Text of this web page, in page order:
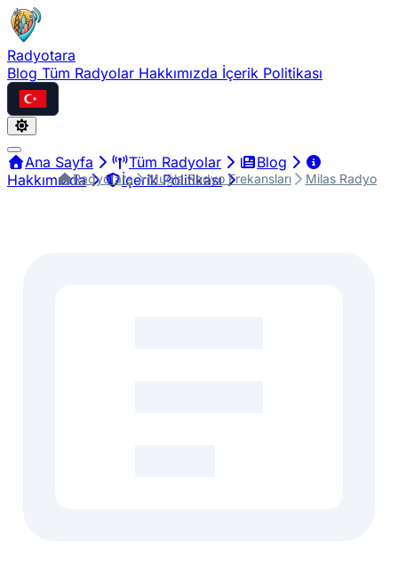
Radyotara
Blog Tüm Radyolar Hakkımızda İçerik Politikası
Türkçe
Ana Sayfa Tüm Radyolar
Blog
Hakkımızda
İçerik Politikası
Radyotara Muğla Radyo Frekansları Milas Radyo